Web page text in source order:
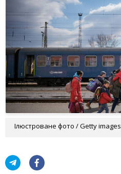
Ілюстроване фото / Getty images